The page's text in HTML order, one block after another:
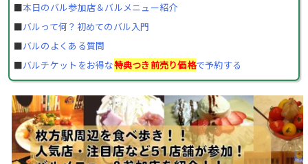
■本日のバル参加店＆バルメニュー紹介
■バルって何？初めてのバル入門
■バルのよくある質問
■バルチケットをお得な特典つき前売り価格で予約する